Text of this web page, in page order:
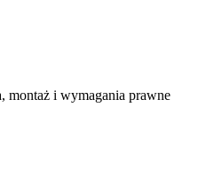
montaż i wymagania prawne